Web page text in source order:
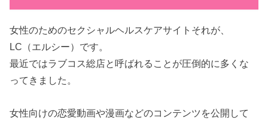
女性のためのセクシャルヘルスケアサイトそれが、
LC（エルシー）です。
最近ではラブコス総店と呼ばれることが圧倒的に多くな
ってきました。
女性向けの恋愛動画や漫画などのコンテンツを公開して